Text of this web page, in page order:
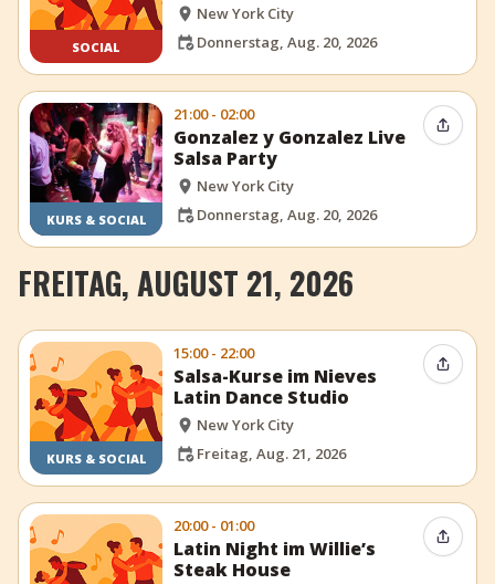
SOCIAL
New York City
Donnerstag, Aug. 20, 2026
KURS & SOCIAL
21:00 - 02:00
Gonzalez y Gonzalez Live
Salsa Party
New York City
Donnerstag, Aug. 20, 2026
Event
FREITAG, AUGUST 21, 2026
KURS & SOCIAL
15:00 - 22:00
Salsa-Kurse im Nieves
Latin Dance Studio
New York City
Freitag, Aug. 21, 2026
Event
20:00 - 01:00
Latin Night im Willie’s
Steak House
Event